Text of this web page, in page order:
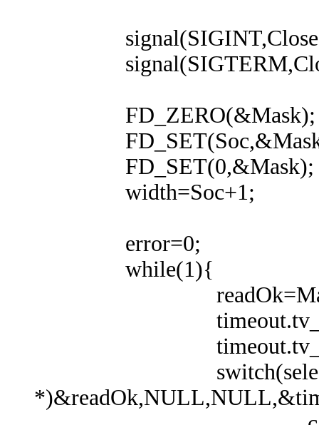
FD_ZERO(&Mask);
FD_SET(0,&Mask);
width=Soc+1;
error=0;
while(1){